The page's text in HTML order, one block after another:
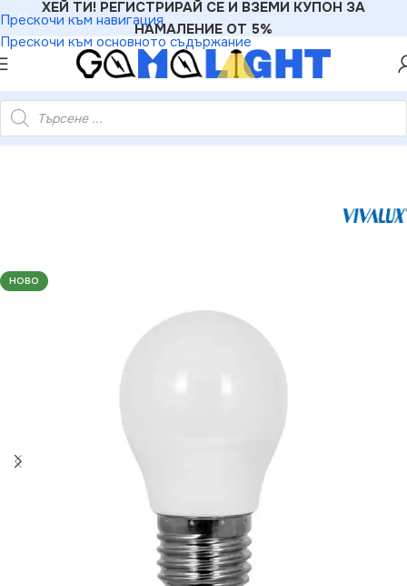
Прескочи към навигация
Прескочи към основното съдържание
ХЕЙ ТИ! РЕГИСТРИРАЙ СЕ И ВЗЕМИ КУПОН ЗА
НАМАЛЕНИЕ ОТ 5%
VIV003054 LED лампа CERAMIC LED 3.5W 220lm E27 3000K
НОВО